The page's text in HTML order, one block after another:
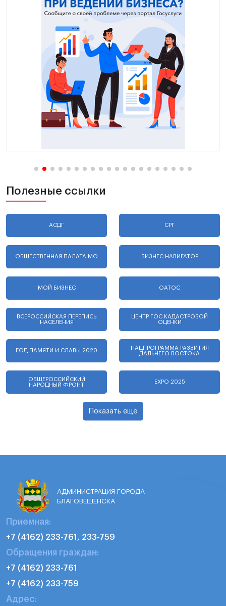
Полезные ссылки
АСДГ СРГ
ОБЩЕСТВЕННАЯ ПАЛАТА МО БИЗНЕС НАВИГАТОР
МОЙ БИЗНЕС ОАТОС
ВСЕРОССИЙСКАЯ ПЕРЕПИСЬ
НАСЕЛЕНИЯ
ЦЕНТР ГОС.КАДАСТРОВОЙ
ОЦЕНКИ
ГОД ПАМЯТИ И СЛАВЫ 2020
НАЦПРОГРАММА РАЗВИТИЯ
ДАЛЬНЕГО ВОСТОКА
ОБЩЕРОССИЙСКИЙ
НАРОДНЫЙ ФРОНТ
EXPO 2025
Показать еще
АДМИНИСТРАЦИЯ ГОРОДА
БЛАГОВЕЩЕНСКА
Приемная:
+7 (4162) 233-761, 233-759
Обращения граждан:
+7 (4162) 233-761
+7 (4162) 233-759
Адрес: